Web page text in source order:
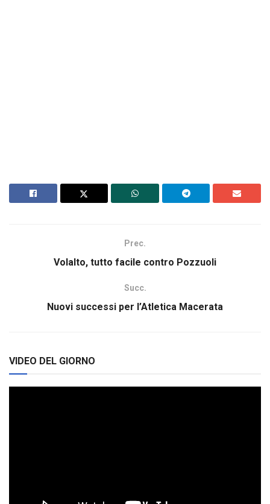
Prec.
Volalto, tutto facile contro Pozzuoli
Succ.
Nuovi successi per l’Atletica Macerata
VIDEO DEL GIORNO